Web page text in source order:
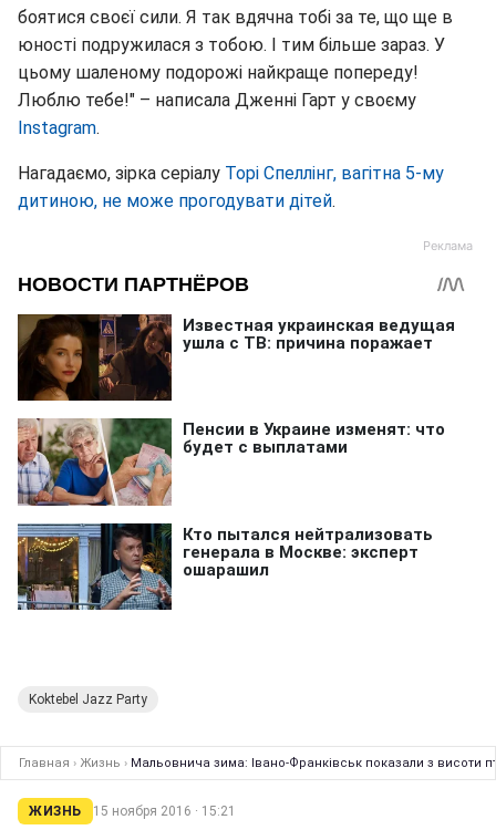
боятися своєї сили. Я так вдячна тобі за те, що ще в
юності подружилася з тобою. І тим більше зараз. У
цьому шаленому подорожі найкраще попереду!
Люблю тебе!" – написала Дженні Гарт у своєму
Instagram.
Нагадаємо, зірка серіалу Торі Спеллінг, вагітна 5-му
дитиною, не може прогодувати дітей.
Koktebel Jazz Party
Главная › Жизнь › Мальовнича зима: Івано-Франківськ показали з висоти
ЖИЗНЬ 15 ноября 2016 · 15:21